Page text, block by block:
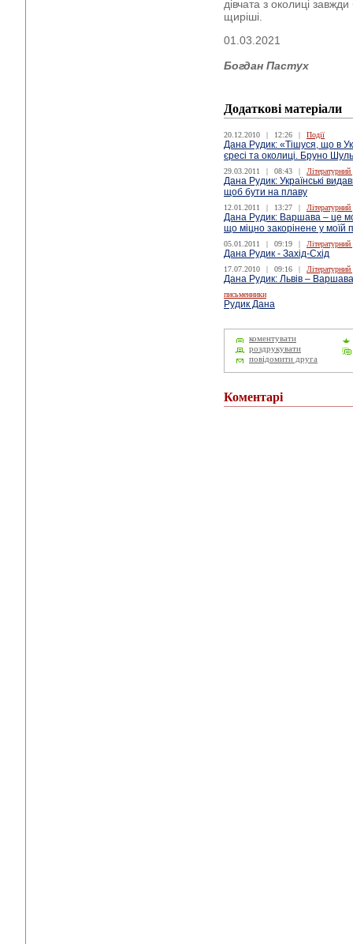
дівчата з околиці
щиріші.
01.03.2021
Богдан Пастух
Додаткові матеріали
20.12.2010 | 12:26 | Події
Дана Рудик: «Тішуся, що в
єресі та околиці. Бруно
29.03.2011 | 08:43 |
Дана Рудик: Українські
щоб бути на плаву
12.01.2011 | 13:27 |
Дана Рудик: Варшава – це
що міцно закорінене у моїй
05.01.2011 | 09:19 |
Дана Рудик - Захід-Схід
17.07.2010 | 09:16 |
Дана Рудик: Львів – Варшава
письменники
Рудик Дана
коментувати
роздрукувати
повідомити друга
Коментарі